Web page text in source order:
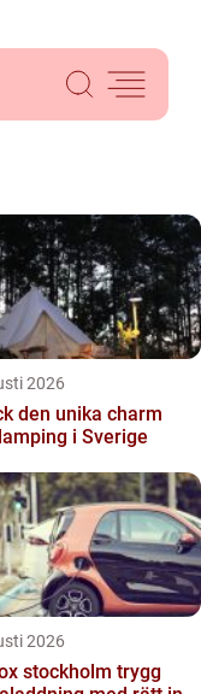
2026
den unika charm
i Sverige
2026
stockholm trygg